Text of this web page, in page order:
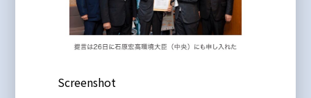
Screenshot